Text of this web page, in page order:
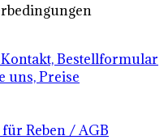
Bestellformular
uns, Preise
Reben / AGB